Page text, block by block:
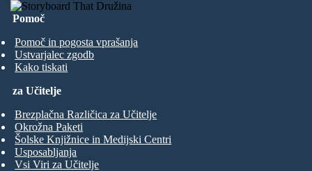
Pomoč
Pomoč in pogosta vprašanja
Ustvarjalec zgodb
Kako tiskati
za Učitelje
Brezplačna Različica za Učitelje
Okrožna Paketi
Šolske Knjižnice in Medijski Centri
Usposabljanja
Vsi Viri za Učitelje